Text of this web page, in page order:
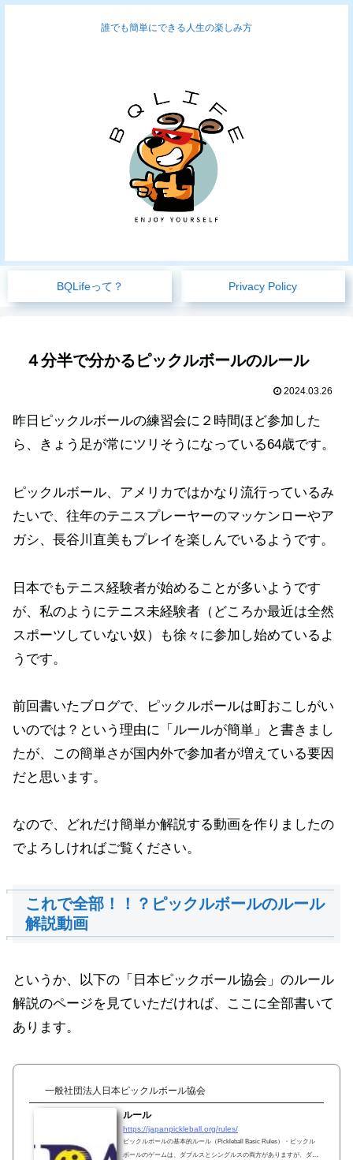
誰でも簡単にできる人生の楽しみ方
BQLifeって？ Privacy Policy
４分半で分かるピックルボールのルール
2024.03.26
昨日ピックルボールの練習会に２時間ほど参加した
ら、きょう足が常にツリそうになっている64歳です。
ピックルボール、アメリカではかなり流行っているみ
たいで、往年のテニスプレーヤーのマッケンローやア
ガシ、長谷川直美もプレイを楽しんでいるようです。
日本でもテニス経験者が始めることが多いようです
が、私のようにテニス未経験者（どころか最近は全然
スポーツしていない奴）も徐々に参加し始めているよ
うです。
前回書いたブログで、ピックルボールは町おこしがい
いのでは？という理由に「ルールが簡単」と書きまし
たが、この簡単さが国内外で参加者が増えている要因
だと思います。
なので、どれだけ簡単か解説する動画を作りましたの
でよろしければご覧ください。
これで全部！！？ピックルボールのルール
解説動画
というか、以下の「日本ピックボール協会」のルール
解説のページを見ていただければ、ここに全部書いて
あります。
一般社団法人日本ピックルボール協会
ルール
https://japanpickleball.org/rules/
ピックルボールの基本的ルール（Pickleball Basic Rules）・ピックル
ボールのゲームは、ダブルスとシングルスの両方がありますが、ダブ